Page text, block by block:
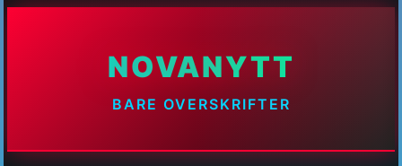
NOVANYTT
BARE OVERSKRIFTER